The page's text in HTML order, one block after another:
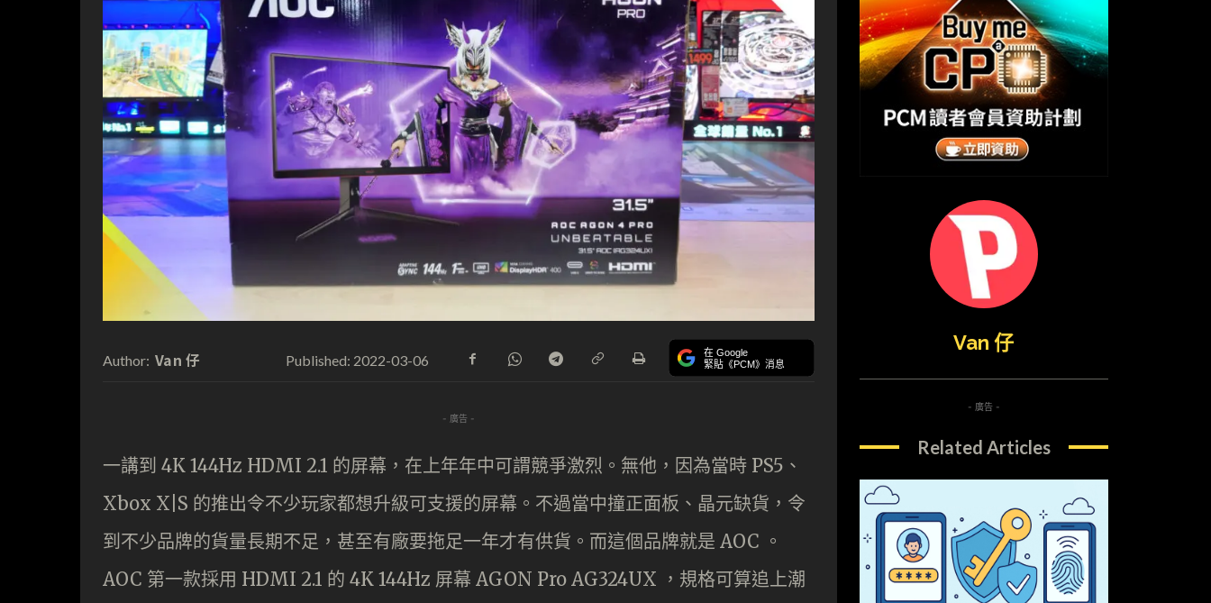
Author: Van 仔 Published: 2022-03-06 在 Google
緊貼《PCM》消息
- 廣告 -
一講到 4K 144Hz HDMI 2.1 的屏幕，在上年年中可謂競爭激烈。無他，因為當時 PS5、
Xbox X|S 的推出令不少玩家都想升級可支援的屏幕。不過當中撞正面板、晶元缺貨，令
到不少品牌的貨量長期不足，甚至有廠要拖足一年才有供貨。而這個品牌就是 AOC 。
AOC 第一款採用 HDMI 2.1 的 4K 144Hz 屏幕 AGON Pro AG324UX ，規格可算追上潮
Van 仔
- 廣告 -
Related Articles